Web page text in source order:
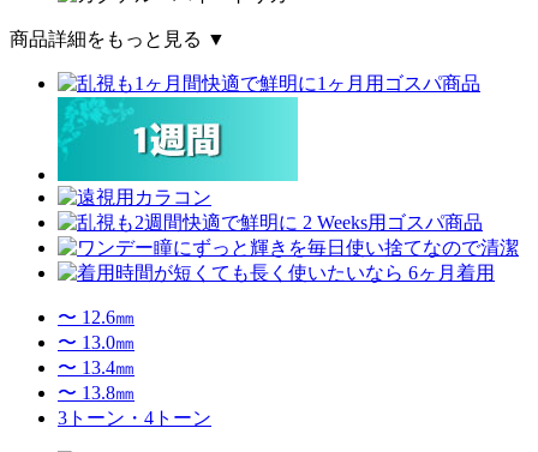
商品詳細をもっと見る ▼
〜 12.6㎜
〜 13.0㎜
〜 13.4㎜
〜 13.8㎜
3トーン・4トーン